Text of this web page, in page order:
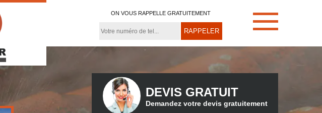
ON VOUS RAPPELLE GRATUITEMENT
DEVIS GRATUIT
Demandez votre devis gratuitement